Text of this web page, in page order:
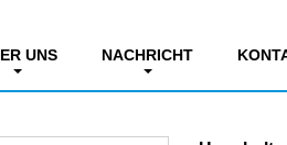
UNS NACHRICHT
Wasser-Druck mit niedrigem Wasser